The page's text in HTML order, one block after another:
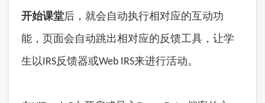
开始课堂后，就会自动执行相对应的互动功
能，页面会自动跳出相对应的反馈工具，让学
生 以IRS反馈器或Web IRS来进行活动。